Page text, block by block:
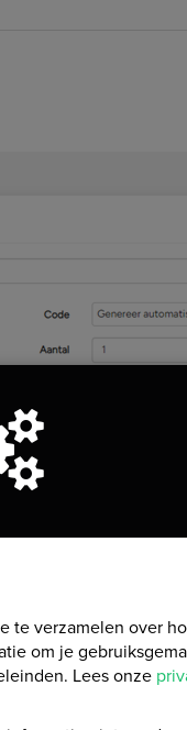
je verschillende
te verzamelen over
om je
Lees onze